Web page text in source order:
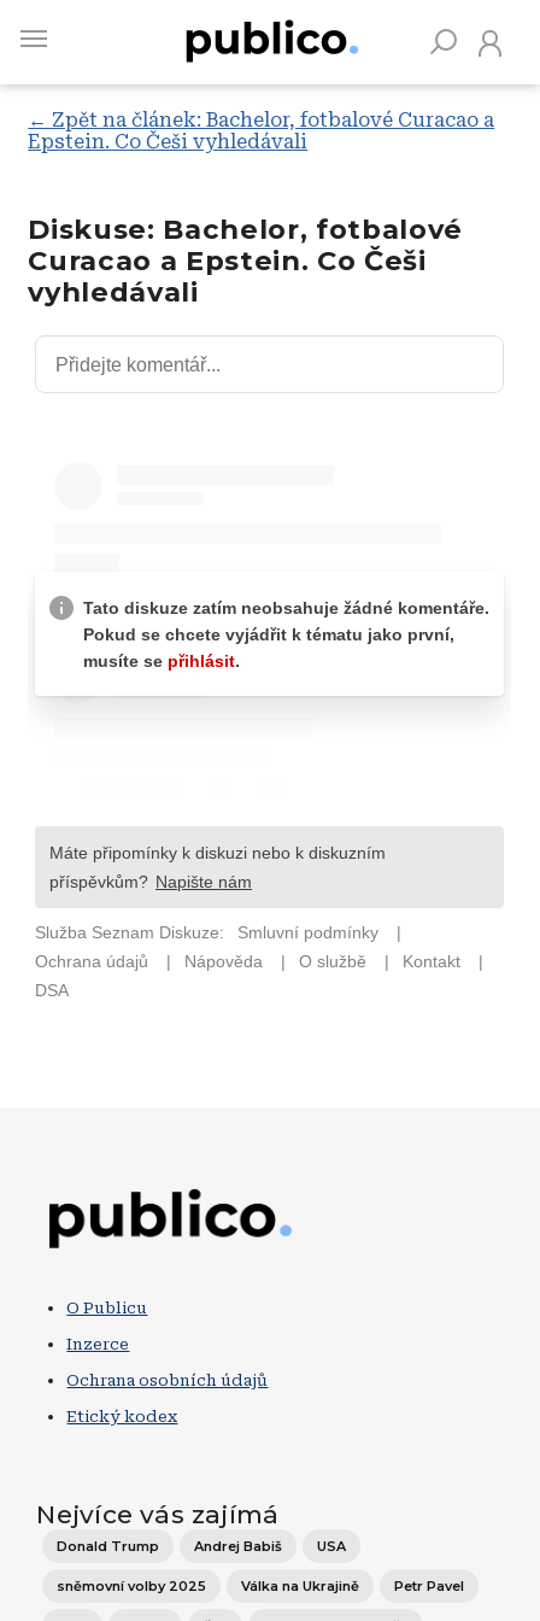
main
← Zpět na článek: Bachelor, fotbalové Curacao a
Epstein. Co Češi vyhledávali
Diskuse: Bachelor, fotbalové
Curacao a Epstein. Co Češi
vyhledávali
O Publicu
Inzerce
Ochrana osobních údajů
Etický kodex
Nejvíce vás zajímá
Donald Trump Andrej Babiš USA
sněmovní volby 2025 Válka na Ukrajině Petr Pavel